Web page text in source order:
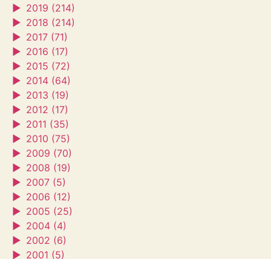
► 2019 (214)
► 2018 (214)
► 2017 (71)
► 2016 (17)
► 2015 (72)
► 2014 (64)
► 2013 (19)
► 2012 (17)
► 2011 (35)
► 2010 (75)
► 2009 (70)
► 2008 (19)
► 2007 (5)
► 2006 (12)
► 2005 (25)
► 2004 (4)
► 2002 (6)
► 2001 (5)